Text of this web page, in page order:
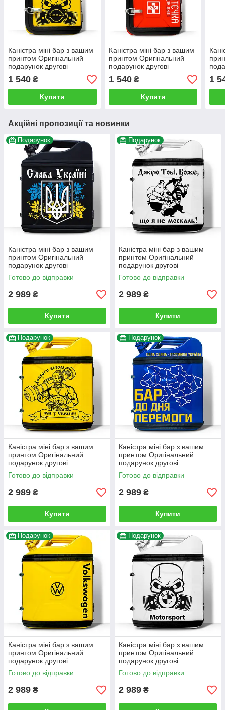
Каністра міні бар з вашим
принтом Оригінальний
подарунок другові
автолюбителю для гаража
1 540 ₴
Купити
Каністра міні бар з вашим
принтом Оригінальний
подарунок другові
автолюбителю для гаража
1 540₴
Купити
1
Акційні пропозиції та новинки
Подарунок
Каністра міні бар з вашим
принтом Оригінальний
подарунок другові
автовласнику автолюбителю
для гаража
Готово до відправки
2 989 ₴
Купити
Подарунок
Каністра міні бар з вашим
принтом Оригінальний
подарунок другові
автовласнику автолюбителю
для гаража
Готово до відправки
2 989 ₴
Купити
Подарунок
Каністра міні бар з вашим
принтом Оригінальний
подарунок другові
автовласнику автолюбителю
для гаража
Готово до відправки
2 989 ₴
Купити
Подарунок
Каністра міні бар з вашим
принтом Оригінальний
подарунок другові
автовласнику автолюбителю
для гаража
Готово до відправки
2 989 ₴
Купити
Подарунок
Каністра міні бар з вашим
принтом Оригінальний
подарунок другові
автовласнику автолюбителю
для гаража
Готово до відправки
2 989 ₴
Подарунок
Каністра міні бар з вашим
принтом Оригінальний
подарунок другові
автовласнику автолюбителю
для гаража
Готово до відправки
2 989 ₴